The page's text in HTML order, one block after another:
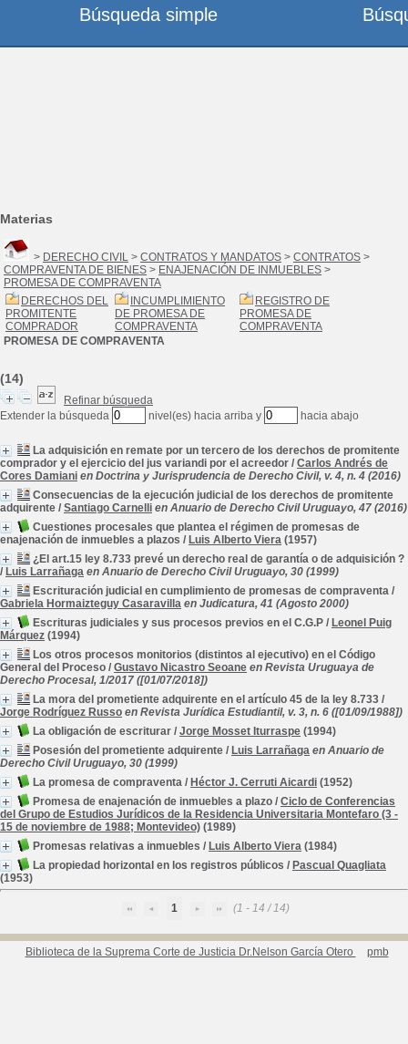
Materias
> DERECHO CIVIL > CONTRATOS Y MANDATOS > CONTRATOS >
COMPRAVENTA DE BIENES > ENAJENACIÓN DE INMUEBLES >
PROMESA DE COMPRAVENTA
DERECHOS DEL
PROMITENTE
COMPRADOR
INCUMPLIMIENTO
DE PROMESA DE
COMPRAVENTA
REGISTRO DE
PROMESA DE
COMPRAVENTA
PROMESA DE COMPRAVENTA
(14)
Refinar búsqueda
Extender la búsqueda
nivel(es) hacia arriba y hacia abajo
La adquisición en remate por un tercero de los derechos de promitente
comprador y el ejercicio del jus variandi por el acreedor / Carlos Andrés de
Cores Damiani en Doctrina y Jurisprudencia de Derecho Civil, v. 4, n. 4 (2016)
Consecuencias de la ejecución judicial de los derechos de promitente
adquirente / Santiago Carnelli en Anuario de Derecho Civil Uruguayo, 47 (2016)
Cuestiones procesales que plantea el régimen de promesas de
enajenación de inmuebles a plazos / Luis Alberto Viera (1957)
¿El art.15 ley 8.733 prevé un derecho real de garantía o de adquisición ?
/ Luis Larrañaga en Anuario de Derecho Civil Uruguayo, 30 (1999)
Escrituración judicial en cumplimiento de promesas de compraventa /
Gabriela Hormaizteguy Casaravilla en Judicatura, 41 (Agosto 2000)
Escrituras judiciales y sus procesos previos en el C.G.P / Leonel Puig
Márquez (1994)
Los otros procesos monitorios (distintos al ejecutivo) en el Código
General del Proceso / Gustavo Nicastro Seoane en Revista Uruguaya de
Derecho Procesal, 1/2017 ([01/07/2018])
La mora del prometiente adquirente en el artículo 45 de la ley 8.733 /
Jorge Rodríguez Russo en Revista Jurídica Estudiantil, v. 3, n. 6 ([01/09/1988])
La obligación de escriturar / Jorge Mosset Iturraspe (1994)
Posesión del prometiente adquirente / Luis Larrañaga en Anuario de
Derecho Civil Uruguayo, 30 (1999)
La promesa de compraventa / Héctor J. Cerruti Aicardi (1952)
Promesa de enajenación de inmuebles a plazo / Ciclo de Conferencias
del Grupo de Estudios Jurídicos de la Residencia Universitaria Montefaro (3 -
15 de noviembre de 1988; Montevideo) (1989)
Promesas relativas a inmuebles / Luis Alberto Viera (1984)
La propiedad horizontal en los registros públicos / Pascual Quagliata
(1953)
1 (1 - 14 / 14)
Biblioteca de la Suprema Corte de Justicia Dr.Nelson García Otero pmb
Búsqueda simple